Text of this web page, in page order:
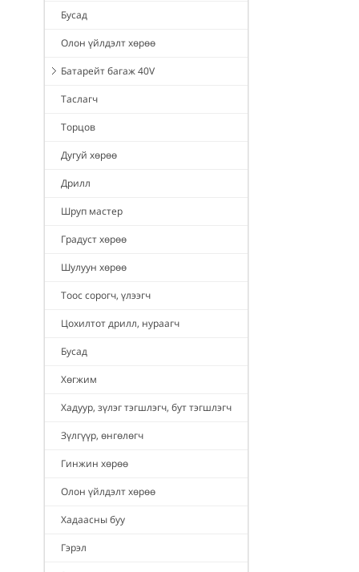
Бусад
Олон үйлдэлт хөрөө
Батарейт багаж 40V
Таслагч
Торцов
Дугуй хөрөө
Дрилл
Шруп мастер
Градуст хөрөө
Шулуун хөрөө
Тоос сорогч, үлээгч
Цохилтот дрилл, нураагч
Бусад
Хөгжим
Хадуур, зүлэг тэгшлэгч, бут тэгшлэгч
Зүлгүүр, өнгөлөгч
Гинжин хөрөө
Олон үйлдэлт хөрөө
Хадаасны буу
Гэрэл